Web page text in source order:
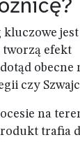
tworzą efekt
obecne
czy
na
trafia